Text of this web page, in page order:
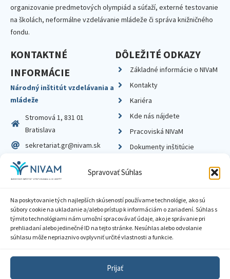
Spravovať Súhlas
Na poskytovanie tých najlepších skúseností používame technológie, ako sú
súbory cookie na ukladanie a/alebo prístup k informáciám o zariadení. Súhlas s
týmito technológiami nám umožní spracovávať údaje, ako je správanie pri
prehliadaní alebo jedinečné ID na tejto stránke. Nesúhlas alebo odvolanie
súhlasu môže nepriaznivo ovplyvniť určité vlastnosti a funkcie.
Prijať
organizovanie predmetových olympiád a súťaží, externé testovanie
na školách, neformálne vzdelávanie mládeže či správa knižničného
fondu.
KONTAKTNÉ
INFORMÁCIE
Národný inštitút vzdelávania a
mládeže
Stromová 1, 831 01
Bratislava
sekretariat.gr@nivam.sk
IČO: 00164348
DIČ: 2020798714
DÔLEŽITÉ ODKAZY
Základné informácie o NIVaM
Kontakty
Kariéra
Kde nás nájdete
Pracoviská NIVaM
Dokumenty inštitúcie
Zásady ochrany súkromia
Sprístupnenie informácií